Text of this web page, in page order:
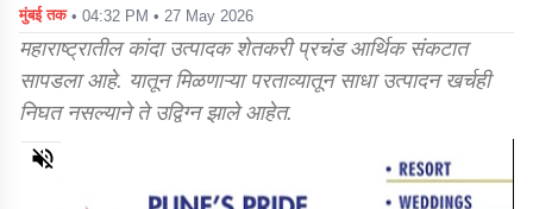
मुंबई तक • 04:32 PM • 27 May 2026
महाराष्ट्रातील कांदा उत्पादक शेतकरी प्रचंड आर्थिक संकटात
सापडला आहे. यातून मिळणाऱ्या परताव्यातून साधा उत्पादन खर्चही
निघत नसल्याने ते उद्विग्न झाले आहेत.
0
of
minutes,